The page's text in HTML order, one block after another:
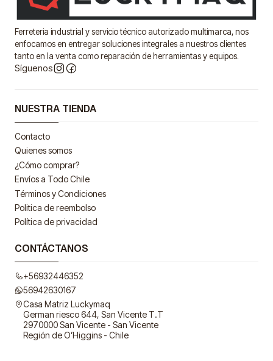
Ferreteria industrial y servicio técnico autorizado multimarca, nos
enfocamos en entregar soluciones integrales a nuestros clientes
tanto en la venta como reparación de herramientas y equipos.
Síguenos
NUESTRA TIENDA
Contacto
Quienes somos
¿Cómo comprar?
Envíos a Todo Chile
Términos y Condiciones
Politica de reembolso
Política de privacidad
CONTÁCTANOS
+56932446352
56942630167
Casa Matriz Luckymaq
German riesco 644, San Vicente T.T
2970000 San Vicente - San Vicente
Región de O’Higgins - Chile